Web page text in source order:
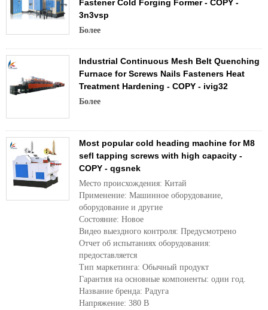
Fastener Cold Forging Former - COPY -
3n3vsp
Более
Industrial Continuous Mesh Belt Quenching
Furnace for Screws Nails Fasteners Heat
Treatment Hardening - COPY - ivig32
Более
Most popular cold heading machine for M8
sefl tapping screws with high capacity -
COPY - qgsnek
Место происхождения: Китай
Применение: Машинное оборудование,
оборудование и другие
Состояние: Новое
Видео выездного контроля: Предусмотрено
Отчет об испытаниях оборудования:
предоставляется
Тип маркетинга: Обычный продукт
Гарантия на основные компоненты: один год.
Название бренда: Радуга
Напряжение: 380 В